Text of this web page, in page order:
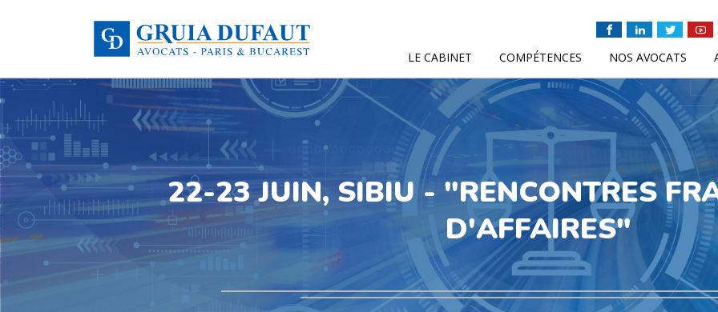
LE CABINET COMPÉTENCES NOS AVOCATS
22-23 JUIN, SIBIU - "RENCONTRES
D'AFFAIRES"